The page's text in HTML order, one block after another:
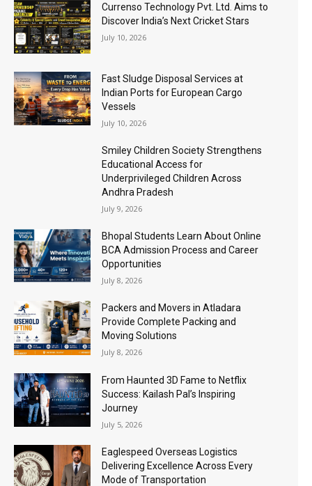
Currenso Technology Pvt. Ltd. Aims to
Discover India’s Next Cricket Stars
July 10, 2026
Fast Sludge Disposal Services at
Indian Ports for European Cargo
Vessels
July 10, 2026
Smiley Children Society Strengthens
Educational Access for
Underprivileged Children Across
Andhra Pradesh
July 9, 2026
Bhopal Students Learn About Online
BCA Admission Process and Career
Opportunities
July 8, 2026
Packers and Movers in Atladara
Provide Complete Packing and
Moving Solutions
July 8, 2026
From Haunted 3D Fame to Netflix
Success: Kailash Pal’s Inspiring
Journey
July 5, 2026
Eaglespeed Overseas Logistics
Delivering Excellence Across Every
Mode of Transportation